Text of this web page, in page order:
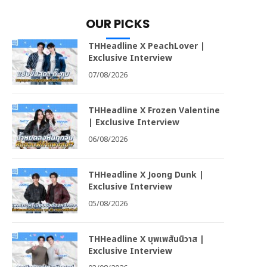
OUR PICKS
THHeadline X PeachLover |
Exclusive Interview
07/08/2026
THHeadline X Frozen Valentine
| Exclusive Interview
06/08/2026
THHeadline X Joong Dunk |
Exclusive Interview
05/08/2026
THHeadline X บุพเพสันนิวาส |
Exclusive Interview